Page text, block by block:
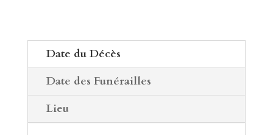
Date du Décès
Date des Funérailles
Lieu